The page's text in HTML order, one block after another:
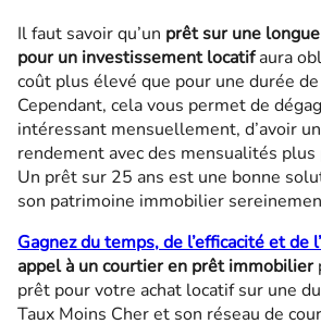
Il faut savoir qu’un prêt sur une
pour un investissement locatifaura
coût plus élevé que pour une durée
Cependant, cela vous permet de
intéressant mensuellement, d’avoir
rendement avec des mensualités
Un prêt sur 25 ans est une bonne
son patrimoine immobilier
Gagnez du temps, de l’efficacité et de
appel à un courtier en prêt immobilier
prêt pour votre achat locatif sur une
Taux Moins Cher et son réseau de